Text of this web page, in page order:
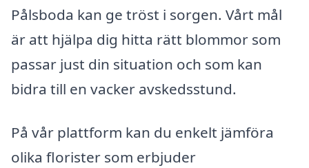
Pålsboda kan ge tröst i sorgen. Vårt mål
är att hjälpa dig hitta rätt blommor som
passar just din situation och som kan
bidra till en vacker avskedsstund.
På vår plattform kan du enkelt jämföra
olika florister som erbjuder